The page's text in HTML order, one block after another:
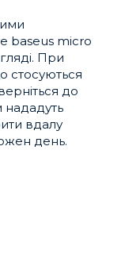
baseus micro
При
стосуються
до
вдалу
день.